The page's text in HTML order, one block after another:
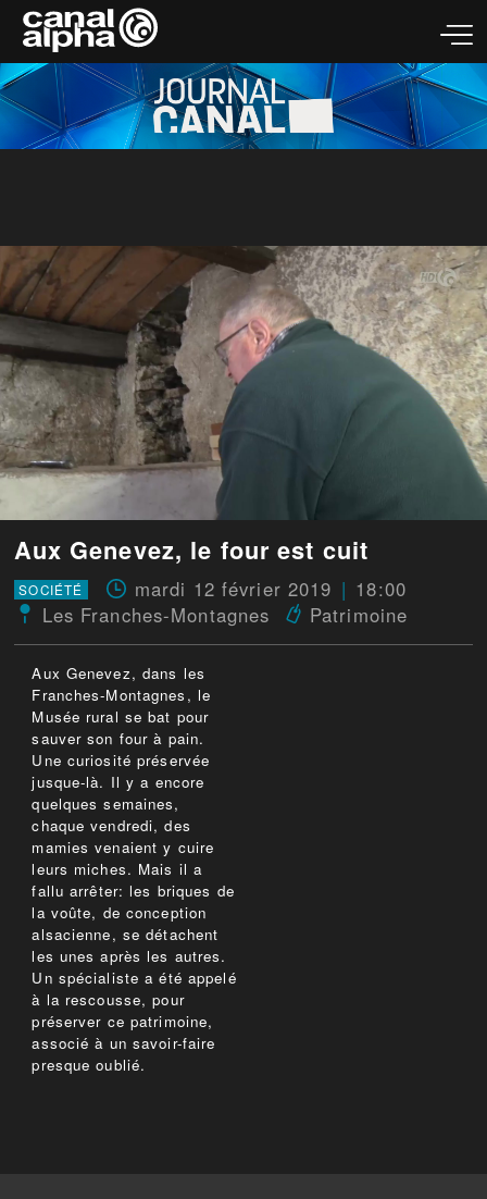
Aux Genevez, le four est cuit
SOCIÉTÉ mardi 12 février 2019
18:00
Les Franches-Montagnes
Patrimoine
Aux Genevez, dans les
Franches-Montagnes, le
Musée rural se bat pour
sauver son four à pain.
Une curiosité préservée
jusque-là. Il y a encore
quelques semaines,
chaque vendredi, des
mamies venaient y cuire
leurs miches. Mais il a
fallu arrêter: les briques de
la voûte, de conception
alsacienne, se détachent
les unes après les autres.
Un spécialiste a été appelé
à la rescousse, pour
préserver ce patrimoine,
associé à un savoir-faire
presque oublié.